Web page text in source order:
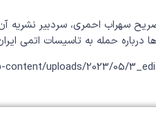
سهراب احمری، سردبیر نشریه
درباره حمله به تاسیسات اتمی
content/uploads/2023/05/